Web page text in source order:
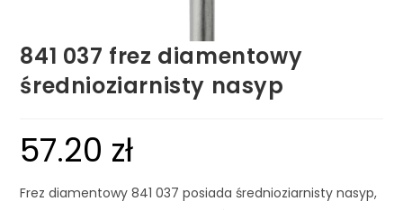
841 037 frez diamentowy
średnioziarnisty nasyp
57.20 zł
Frez diamentowy 841 037 posiada średnioziarnisty nasyp,